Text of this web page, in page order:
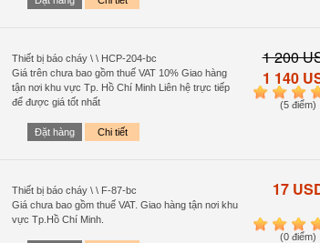
Thiết bị báo cháy \ \ HCP-204-bc
Giá trên chưa bao gồm thuế VAT 10% Giao hàng
tận nơi khu vực Tp. Hồ Chí Minh Liên hệ trực tiếp
để được giá tốt nhất
Đặt hàng Chi tiết
1 200
1 140
1 2 3 4
(5 điểm)
Thiết bị báo cháy \ \ F-87-bc
Giá chưa bao gồm thuế VAT. Giao hàng tận nơi khu
vực Tp.Hồ Chí Minh.
17
1 2 3 4
(0 điểm)